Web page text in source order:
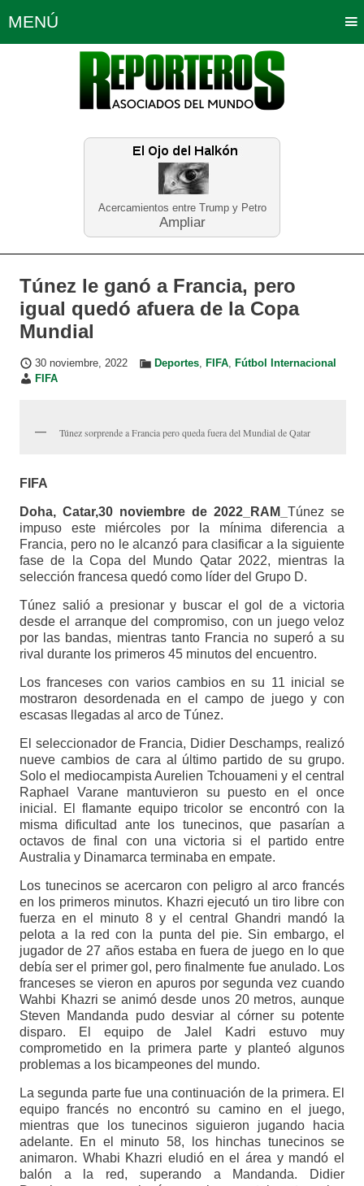
Acercamientos entre Trump y Petro
Ampliar
MENÚ
Política Opinión Bogotá
Planeta Tierra Deportes
Educación Neira
Túnez le ganó a Francia, pero
igual quedó afuera de la Copa
Mundial
30 noviembre, 2022 Deportes, FIFA, Fútbol Internacional
FIFA
Túnez sorprende a Francia pero queda fuera del Mundial de Qatar
FIFA
Doha, Catar,30 noviembre de 2022_RAM_Túnez se
impuso este miércoles por la mínima diferencia a
Francia, pero no le alcanzó para clasificar a la siguiente
fase de la Copa del Mundo Qatar 2022, mientras la
selección francesa quedó como líder del Grupo D.
Túnez salió a presionar y buscar el gol de a victoria
desde el arranque del compromiso, con un juego veloz
por las bandas, mientras tanto Francia no superó a su
rival durante los primeros 45 minutos del encuentro.
Los franceses con varios cambios en su 11 inicial se
mostraron desordenada en el campo de juego y con
escasas llegadas al arco de Túnez.
El seleccionador de Francia, Didier Deschamps, realizó
nueve cambios de cara al último partido de su grupo.
Solo el mediocampista Aurelien Tchouameni y el central
Raphael Varane mantuvieron su puesto en el once
inicial. El flamante equipo tricolor se encontró con la
misma dificultad ante los tunecinos, que pasarían a
octavos de final con una victoria si el partido entre
Australia y Dinamarca terminaba en empate.
Los tunecinos se acercaron con peligro al arco francés
en los primeros minutos. Khazri ejecutó un tiro libre con
fuerza en el minuto 8 y el central Ghandri mandó la
pelota a la red con la punta del pie. Sin embargo, el
jugador de 27 años estaba en fuera de juego en lo que
debía ser el primer gol, pero finalmente fue anulado. Los
franceses se vieron en apuros por segunda vez cuando
Wahbi Khazri se animó desde unos 20 metros, aunque
Steven Mandanda pudo desviar al córner su potente
disparo. El equipo de Jalel Kadri estuvo muy
comprometido en la primera parte y planteó algunos
problemas a los bicampeones del mundo.
La segunda parte fue una continuación de la primera. El
equipo francés no encontró su camino en el juego,
mientras que los tunecinos siguieron jugando hacia
adelante. En el minuto 58, los hinchas tunecinos se
animaron. Whabi Khazri eludió en el área y mandó el
balón a la red, superando a Mandanda. Didier